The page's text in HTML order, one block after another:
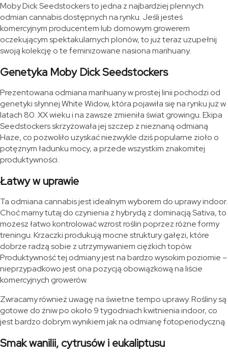
Moby Dick Seedstockers to jedna z najbardziej plennych
odmian cannabis dostępnych na rynku. Jeśli jesteś
komercyjnym producentem lub domowym growerem
oczekującym spektakularnych plonów, to już teraz uzupełnij
swoją kolekcję o te feminizowane nasiona marihuany.
Genetyka Moby Dick Seedstockers
Prezentowana odmiana marihuany w prostej linii pochodzi od
genetyki słynnej White Widow, która pojawiła się na rynku już w
latach 80. XX wieku i na zawsze zmieniła świat growingu. Ekipa
Seedstockers skrzyżowała jej szczep z nieznaną odmianą
Haze, co pozwoliło uzyskać niezwykle dziś popularne zioło o
potężnym ładunku mocy, a przede wszystkim znakomitej
produktywności.
Łatwy w uprawie
Ta odmiana cannabis jest idealnym wyborem do uprawy indoor.
Choć mamy tutaj do czynienia z hybrydą z dominacją Sativa, to
możesz łatwo kontrolować wzrost roślin poprzez różne formy
treningu. Krzaczki produkują mocne struktury gałęzi, które
dobrze radzą sobie z utrzymywaniem ciężkich topów.
Produktywność tej odmiany jest na bardzo wysokim poziomie –
nieprzypadkowo jest ona pozycją obowiązkową na liście
komercyjnych growerów.
Zwracamy również uwagę na świetne tempo uprawy. Rośliny są
gotowe do żniw po około 9 tygodniach kwitnienia indoor, co
jest bardzo dobrym wynikiem jak na odmianę fotoperiodyczną.
Smak wanilii, cytrusów i eukaliptusu